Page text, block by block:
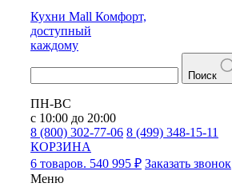
Кухни Mall Комфорт,
доступный
каждому
Поиск
ПН-ВС
с 10:00 до 20:00
8 (800) 302-77-06 8 (499) 348-15-11
КОРЗИНА
6 товаров. 540 995 ₽ Заказать звонок
Меню